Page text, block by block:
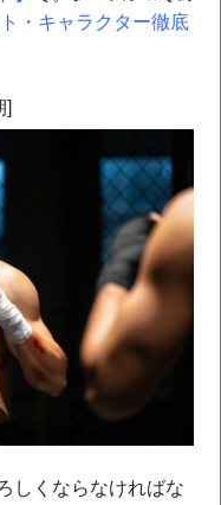
ト・キャラクター徹底
]
しくならなければな